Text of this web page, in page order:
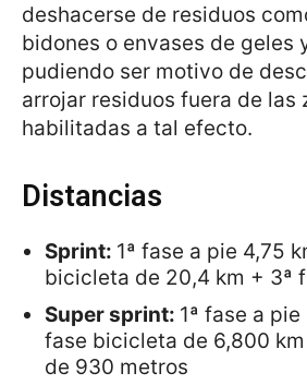
deshacerse de residuos
bidones o envases de geles
pudiendo ser motivo de
arrojar residuos fuera de las
habilitadas a tal efecto.
Distancias
Sprint: 1ª fase a pie 4,75
bicicleta de 20,4 km + 3ª
Super sprint: 1ª fase a
fase bicicleta de 6,800
de 930 metros